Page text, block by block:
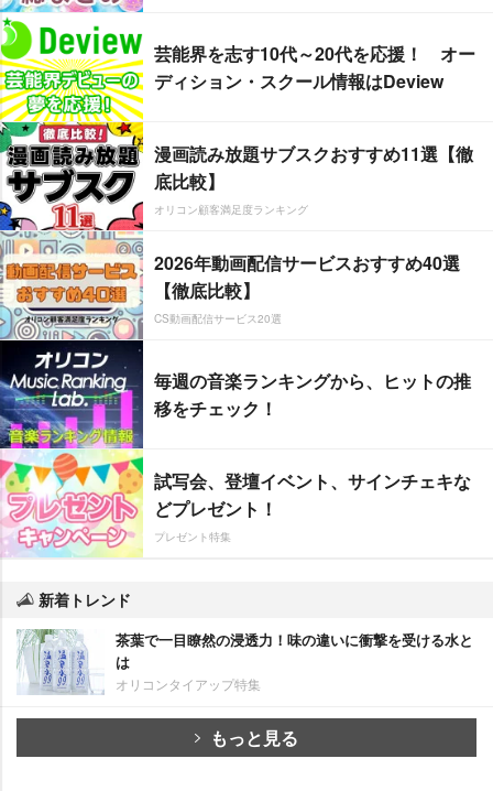
芸能界を志す10代～20代を応援！ オー
ディション・スクール情報はDeview
漫画読み放題サブスクおすすめ11選【徹
底比較】
オリコン顧客満足度ランキング
2026年動画配信サービスおすすめ40選
【徹底比較】
CS動画配信サービス20選
毎週の音楽ランキングから、ヒットの推
移をチェック！
試写会、登壇イベント、サインチェキな
どプレゼント！
プレゼント特集
新着トレンド
茶葉で一目瞭然の浸透力！味の違いに衝撃を受ける水と
は
オリコンタイアップ特集
もっと見る